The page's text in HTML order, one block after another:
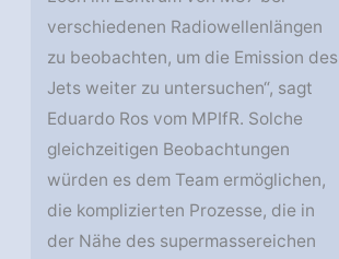
verschiedenen Radiowellenlängen
zu beobachten, um die Emission des
Jets weiter zu untersuchen“, sagt
Eduardo Ros vom MPIfR. Solche
gleichzeitigen Beobachtungen
würden es dem Team ermöglichen,
die komplizierten Prozesse, die in
der Nähe des supermassereichen